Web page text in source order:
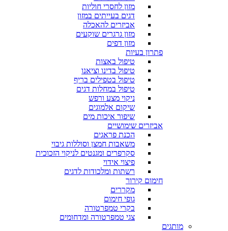
מזון לחסרי חוליות
דגים בעייתים במזון
אביזרים להאכלה
מזון גרגרים שוקעים
מזון דפים
פתרון בעיות
טיפול באצות
טיפול בדינו וציאנו
טיפול בטפילים בריף
טיפול במחלות דגים
ניקוי מצע ורפש
שיקום אלמוגים
שיפור איכות מים
אביזרים שימושיים
הכנת פראגים
משאבות חמצן וסוללות גיבוי
סקרפרים ומגנטים לניקוי הזכוכית
פיצוי אידוי
רשתות ומלכודות לדגים
חימום קירור
מקררים
גופי חימום
בקרי טמפרטורה
צגי טמפרטורה ומדחומים
מותגים